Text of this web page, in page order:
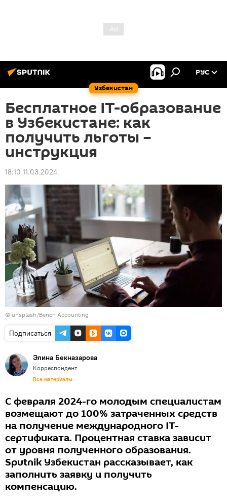
Узбекистан
РУС
Бесплатное IT-образование
в Узбекистане: как
получить льготы –
инструкция
18:10 11.03.2024
© unsplash/Bench Accounting
Подписаться
Элина Бекназарова
Корреспондент
Все материалы
С февраля 2024-го молодым специалистам
возмещают до 100% затраченных средств
на получение международного IT-
сертификата. Процентная ставка зависит
от уровня полученного образования.
Sputnik Узбекистан рассказывает, как
заполнить заявку и получить
компенсацию.